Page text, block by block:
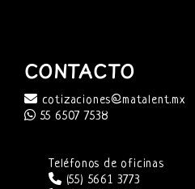
CONTACTO
cotizaciones@matalent.mx
55 6507 7538
Teléfonos de oficinas
(55) 5661 3773